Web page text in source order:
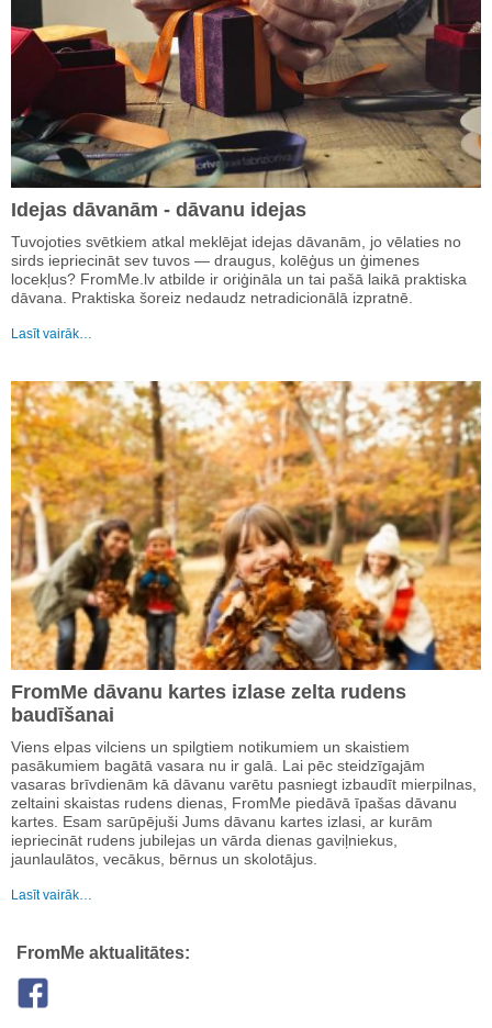
Idejas dāvanām - dāvanu idejas
Tuvojoties svētkiem atkal meklējat idejas dāvanām, jo vēlaties no
sirds iepriecināt sev tuvos — draugus, kolēģus un ģimenes
locekļus? FromMe.lv atbilde ir oriģināla un tai pašā laikā praktiska
dāvana. Praktiska šoreiz nedaudz netradicionālā izpratnē.
Lasīt vairāk…
FromMe dāvanu kartes izlase zelta rudens
baudīšanai
Viens elpas vilciens un spilgtiem notikumiem un skaistiem
pasākumiem bagātā vasara nu ir galā. Lai pēc steidzīgajām
vasaras brīvdienām kā dāvanu varētu pasniegt izbaudīt mierpilnas,
zeltaini skaistas rudens dienas, FromMe piedāvā īpašas dāvanu
kartes. Esam sarūpējuši Jums dāvanu kartes izlasi, ar kurām
iepriecināt rudens jubilejas un vārda dienas gaviļniekus,
jaunlaulātos, vecākus, bērnus un skolotājus.
Lasīt vairāk…
FromMe aktualitātes: